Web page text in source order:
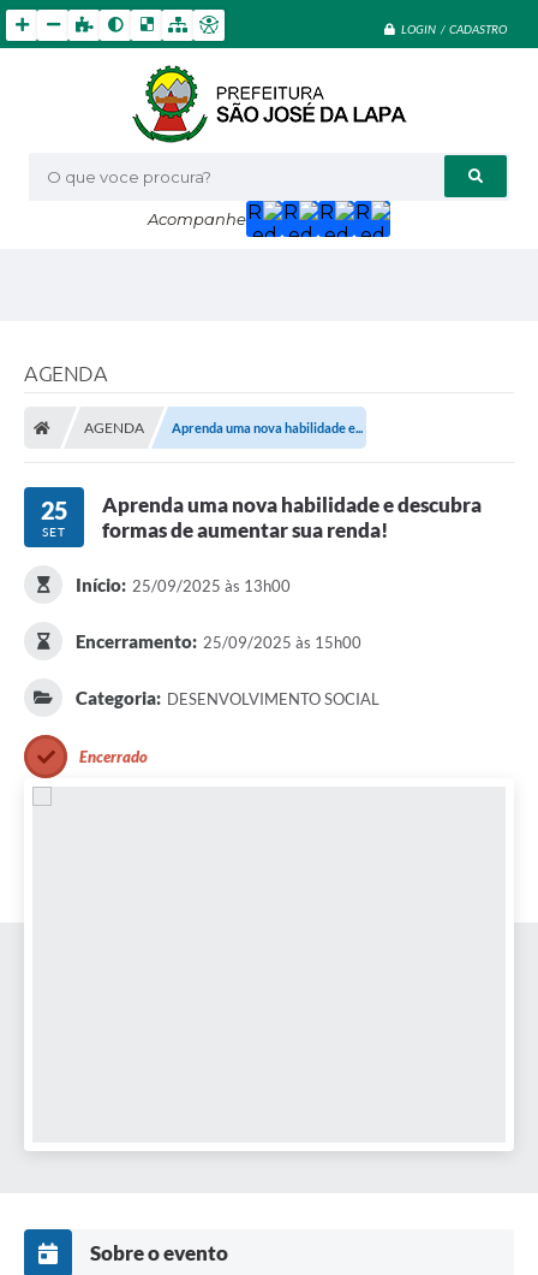
LOGIN / CADASTRO
O que voce procura?
Acompanhe
AGENDA
AGENDA Aprenda uma nova habilidade e...
25
SET
Aprenda uma nova habilidade e descubra
formas de aumentar sua renda!
Início: 25/09/2025 às 13h00
Encerramento: 25/09/2025 às 15h00
Categoria: DESENVOLVIMENTO SOCIAL
Encerrado
Sobre o evento